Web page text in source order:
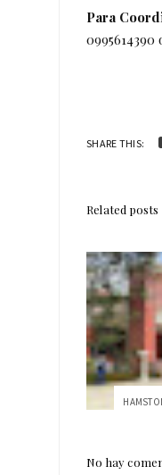
Para
SHARE THIS:
Related posts
No hay